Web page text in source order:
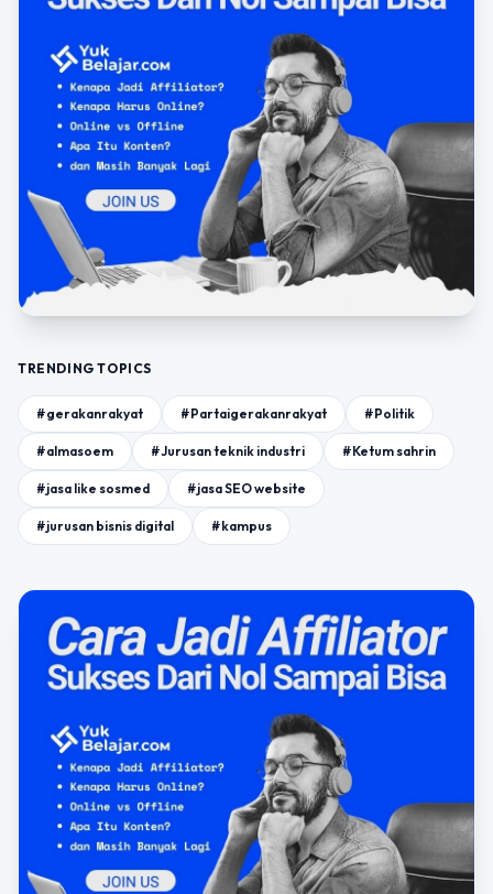
TRENDING TOPICS
#gerakanrakyat #Partaigerakanrakyat #Politik
#almasoem #Jurusan teknik industri #Ketum sahrin
#jasa like sosmed #jasa SEO website
#jurusan bisnis digital #kampus